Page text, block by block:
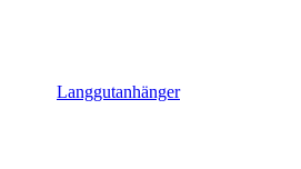
Langgutanhänger